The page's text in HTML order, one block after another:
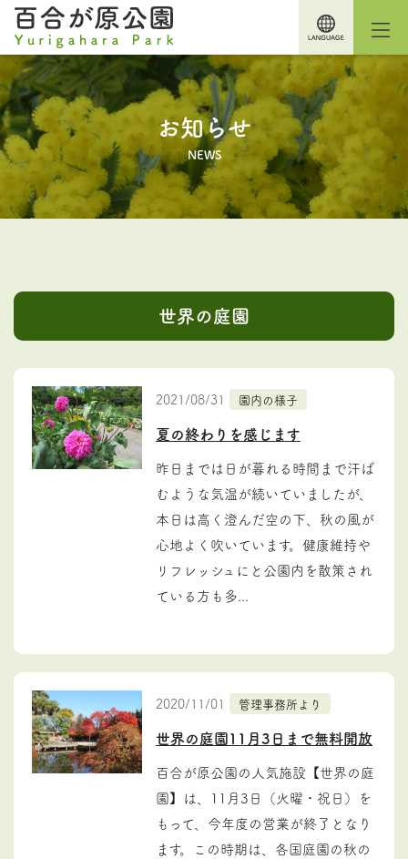
お知らせ
NEWS
世界の庭園
2021/08/31 園内の様子
夏の終わりを感じます
昨日までは日が暮れる時間まで汗ば
むような気温が続いていましたが、
本日は高く澄んだ空の下、秋の風が
心地よく吹いています。健康維持や
リフレッシュにと公園内を散策され
ている方も多...
2020/11/01 管理事務所より
世界の庭園11月3日まで無料開放
百合が原公園の人気施設【世界の庭
園】は、11月3日（火曜・祝日）を
もって、今年度の営業が終了となり
ます。この時期は、各国庭園の秋の